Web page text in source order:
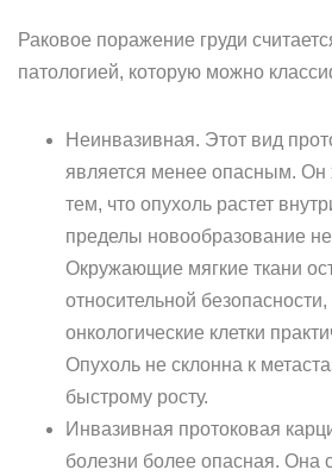
Раковое поражение груди
патологией, которую можно
Неинвазивная. Этот вид
является менее опасным. Он
тем, что опухоль растет
пределы новообразование
Окружающие мягкие ткани
относительной
онкологические клетки
Опухоль не склонна к
быстрому росту.
Инвазивная протоковая
болезни более опасная. Она